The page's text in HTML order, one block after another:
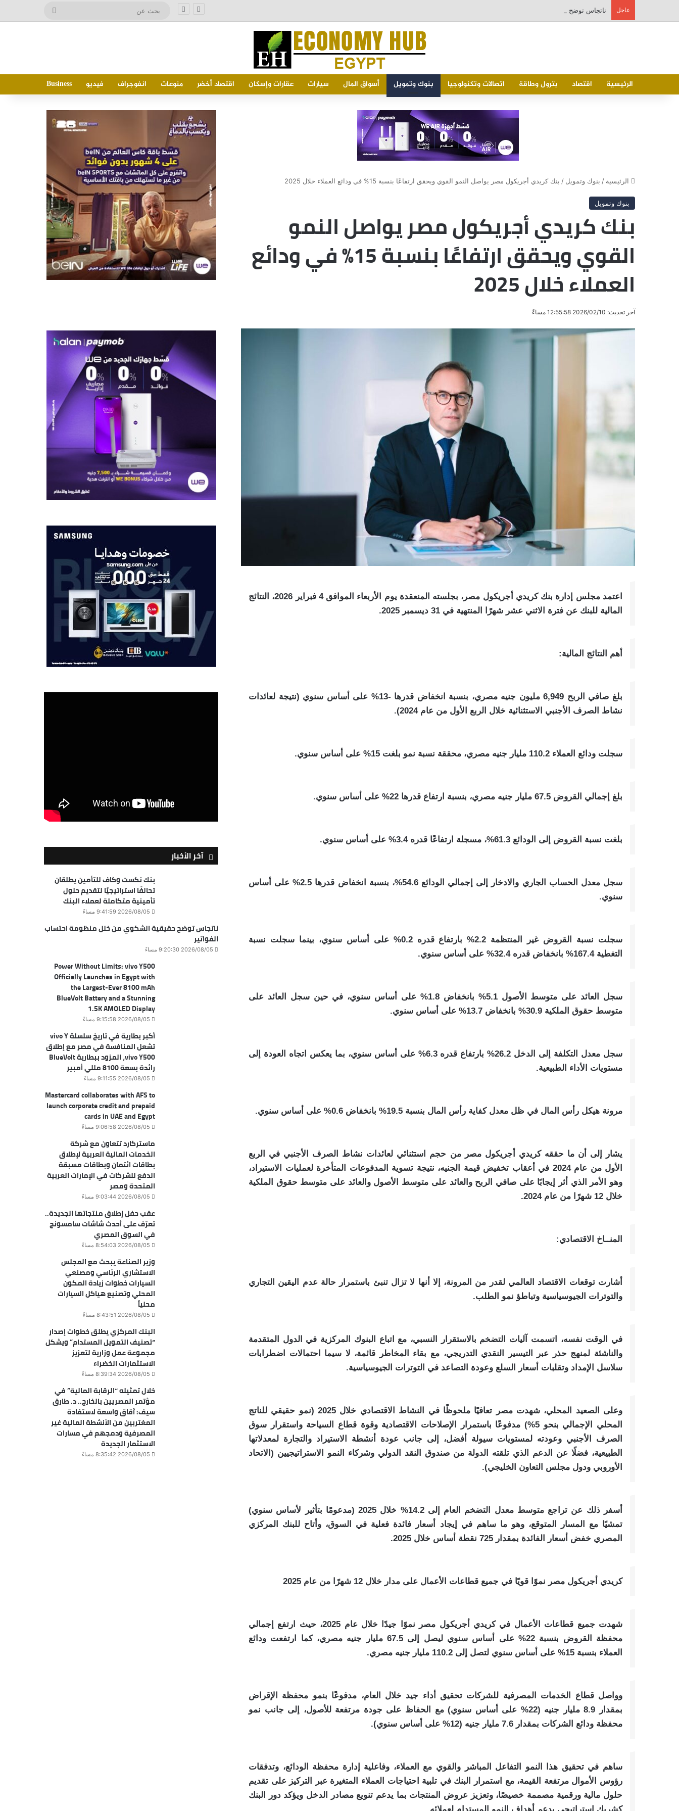
عاجل ناتجاس توضح حقيقية الشكوي من خلل منظومة احتساب الفواتير
الرئيسية اقتصاد بترول وطاقة اتصالات وتكنولوجيا بنوك وتمويل أسواق المال سيارات عقارات وإسكان اقتصاد أخضر منوعات انفوجراف فيديو Business
الرئيسية / بنوك وتمويل / بنك كريدي أجريكول مصر يواصل النمو القوي ويحقق ارتفاعًا بنسبة 15% في ودائع العملاء خلال 2025
بنوك وتمويل
بنك كريدي أجريكول مصر يواصل النمو
القوي ويحقق ارتفاعًا بنسبة 15% في ودائع
العملاء خلال 2025
آخر تحديث: 2026/02/10 12:55:58 مساءً
اعتمد مجلس إدارة بنك كريدي أجريكول مصر، بجلسته المنعقدة يوم الأربعاء الموافق 4 فبراير 2026، النتائج
المالية للبنك عن فترة الاثني عشر شهرًا المنتهية في 31 ديسمبر 2025.
أهم النتائج المالية:
بلغ صافي الربح 6,949 مليون جنيه مصري، بنسبة انخفاض قدرها -13% على أساس سنوي (نتيجة لعائدات
نشاط الصرف الأجنبي الاستثنائية خلال الربع الأول من عام 2024).
سجلت ودائع العملاء 110.2 مليار جنيه مصري، محققة نسبة نمو بلغت 15% على أساس سنوي.
بلغ إجمالي القروض 67.5 مليار جنيه مصري، بنسبة ارتفاع قدرها 22% على أساس سنوي.
بلغت نسبة القروض إلى الودائع 61.3%، مسجلة ارتفاعًا قدره 3.4% على أساس سنوي.
سجل معدل الحساب الجاري والادخار إلى إجمالي الودائع 54.6%، بنسبة انخفاض قدرها 2.5% على أساس
سنوي.
سجلت نسبة القروض غير المنتظمة 2.2% بارتفاع قدره 0.2% على أساس سنوي، بينما سجلت نسبة
التغطية 167.4% بانخفاض قدره 32.4% على أساس سنوي.
سجل العائد على متوسط الأصول 5.1% بانخفاض 1.8% على أساس سنوي، في حين سجل العائد على
متوسط حقوق الملكية 30.9% بانخفاض 13.7% على أساس سنوي.
سجل معدل التكلفة إلى الدخل 26.2% بارتفاع قدره 6.3% على أساس سنوي، بما يعكس اتجاه العودة إلى
مستويات الأداء الطبيعية.
مرونة هيكل رأس المال في ظل معدل كفاية رأس المال بنسبة 19.5% بانخفاض 0.6% على أساس سنوي.
يشار إلى أن ما حققه كريدي أجريكول مصر من حجم استثنائي لعائدات نشاط الصرف الأجنبي في الربع
الأول من عام 2024 في أعقاب تخفيض قيمة الجنيه، نتيجة تسوية المدفوعات المتأخرة لعمليات الاستيراد،
وهو الأمر الذي أثر إيجابًا على صافي الربح والعائد على متوسط الأصول والعائد على متوسط حقوق الملكية
خلال 12 شهرًا من عام 2024.
المنــاخ الاقتصادي:
أشارت توقعات الاقتصاد العالمي لقدر من المرونة، إلا أنها لا تزال تنبئ باستمرار حالة عدم اليقين التجاري
والتوترات الجيوسياسية وتباطؤ نمو الطلب.
في الوقت نفسه، اتسمت آليات التضخم بالاستقرار النسبي، مع اتباع البنوك المركزية في الدول المتقدمة
والناشئة لمنهج حذر عبر التيسير النقدي التدريجي، مع بقاء المخاطر قائمة، لا سيما احتمالات اضطرابات
سلاسل الإمداد وتقلبات أسعار السلع وعودة التصاعد في التوترات الجيوسياسية.
وعلى الصعيد المحلي، شهدت مصر تعافيًا ملحوظًا في النشاط الاقتصادي خلال 2025 (نمو حقيقي للناتج
المحلي الإجمالي بنحو 5%) مدفوعًا باستمرار الإصلاحات الاقتصادية وقوة قطاع السياحة واستقرار سوق
الصرف الأجنبي وعودته لمستويات سيولة أفضل، إلى جانب عودة أنشطة الاستيراد والتجارة لمعدلاتها
الطبيعية، فضلًا عن الدعم الذي تلقته الدولة من صندوق النقد الدولي وشركاء النمو الاستراتيجيين (الاتحاد
الأوروبي ودول مجلس التعاون الخليجي).
أسفر ذلك عن تراجع متوسط معدل التضخم العام إلى 14.2% خلال 2025 (مدعومًا بتأثير لأساس سنوي)
تمشيًا مع المسار المتوقع، وهو ما ساهم في إيجاد أسعار فائدة فعلية في السوق، وأتاح للبنك المركزي
المصري خفض أسعار الفائدة بمقدار 725 نقطة أساس خلال 2025.
كريدي أجريكول مصر نموًا قويًا في جميع قطاعات الأعمال على مدار خلال 12 شهرًا من عام 2025
شهدت جميع قطاعات الأعمال في كريدي أجريكول مصر نموًا جيدًا خلال عام 2025، حيث ارتفع إجمالي
محفظة القروض بنسبة 22% على أساس سنوي ليصل إلى 67.5 مليار جنيه مصري، كما ارتفعت ودائع
العملاء بنسبة 15% على أساس سنوي لتصل إلى 110.2 مليار جنيه مصري.
وواصل قطاع الخدمات المصرفية للشركات تحقيق أداء جيد خلال العام، مدفوعًا بنمو محفظة الإقراض
بمقدار 8.9 مليار جنيه (22% على أساس سنوي) مع الحفاظ على جودة مرتفعة للأصول، إلى جانب نمو
محفظة ودائع الشركات بمقدار 7.6 مليار جنيه (12% على أساس سنوي).
ساهم في تحقيق هذا النمو التفاعل المباشر والقوي مع العملاء، وفاعلية إدارة محفظة الودائع، وتدفقات
رؤوس الأموال مرتفعة القيمة، مع استمرار البنك في تلبية احتياجات العملاء المتغيرة عبر التركيز على تقديم
حلول مالية ورقمية مصممة خصيصًا، وتعزيز عروض المنتجات بما يدعم تنويع مصادر الدخل ويؤكد دور البنك
آخر الأخبار
بنك نكست وكاف للتأمين يطلقان
تحالفًا استراتيجيًا لتقديم حلول
تأمينية متكاملة لعملاء البنك
2026/08/05 9:41:59 مساءً
ناتجاس توضح حقيقية الشكوي من خلل منظومة احتساب
الفواتير
2026/08/05 9:20:30 مساءً
Power Without Limits: vivo Y500
Officially Launches in Egypt with
the Largest-Ever 8100 mAh
BlueVolt Battery and a Stunning
1.5K AMOLED Display
2026/08/05 9:15:58 مساءً
أكبر بطارية في تاريخ سلسلة vivo Y
تشعل المنافسة في مصر مع إطلاق
vivo Y500، المزود ببطارية BlueVolt
رائدة بسعة 8100 مللي أمبير
2026/08/05 9:11:55 مساءً
Mastercard collaborates with AFS to
launch corporate credit and prepaid
cards in UAE and Egypt
2026/08/05 9:06:58 مساءً
ماستركارد تتعاون مع شركة
الخدمات المالية العربية لإطلاق
بطاقات ائتمان وبطاقات مسبقة
الدفع للشركات في الإمارات العربية
المتحدة ومصر
2026/08/05 9:03:44 مساءً
عقب حفل إطلاق منتجاتها الجديدة..
تعرّف على أحدث شاشات سامسونج
في السوق المصري
2026/08/05 8:54:03 مساءً
وزير الصناعة يبحث مع المجلس
الاستشاري الرئاسي ومصنعي
السيارات خطوات زيادة المكون
المحلي وتصنيع هياكل السيارات
محلياً
2026/08/05 8:43:51 مساءً
البنك المركزي يطلق خطوات إصدار
“تصنيف التمويل المستدام” ويشكل
مجموعة عمل وزارية لتعزيز
الاستثمارات الخضراء
2026/08/05 8:39:34 مساءً
خلال تمثيله “الرقابة المالية” في
مؤتمر المصريين بالخارج.. د. طارق
سيف: آقاق واسعة لاستفادة
المغتربين من الأنشطة المالية غير
المصرفية ودمجهم في مسارات
الاستثمار الجديدة
2026/08/05 8:35:42 مساءً